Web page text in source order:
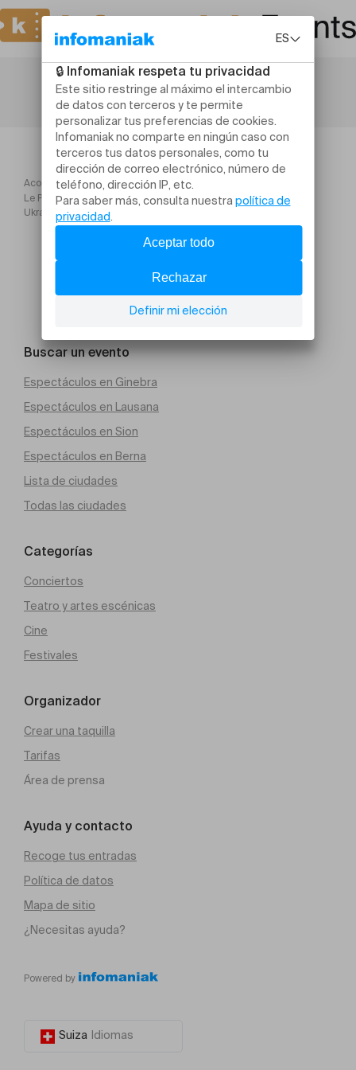
Acogida
Le Petit Orchestre de l'Est & A l'Est Orkestar — École de danse
Ukraine reborn
Buscar un evento
Espectáculos en Ginebra
Espectáculos en Lausana
Espectáculos en Sion
Espectáculos en Berna
Lista de ciudades
Todas las ciudades
Categorías
Conciertos
Teatro y artes escénicas
Cine
Festivales
Organizador
Crear una taquilla
Tarifas
Área de prensa
Ayuda y contacto
Recoge tus entradas
Política de datos
Mapa de sitio
¿Necesitas ayuda?
Powered by
Suiza Idiomas